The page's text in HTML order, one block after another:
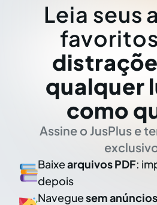
Leia seus
favoritos
qualquer
como
Assine o JusPlus e
Baixearquivos PDF:
depois
Naveguesem anúncios